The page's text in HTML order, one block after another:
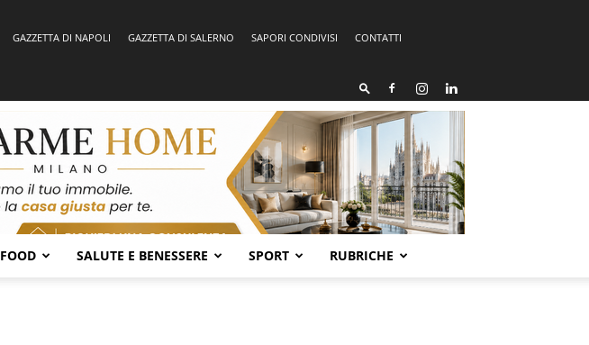
GAZZETTA DI NAPOLI GAZZETTA DI SALERNO SAPORI CONDIVISI
CONTATTI
FOOD SALUTE E BENESSERE SPORT RUBRICHE